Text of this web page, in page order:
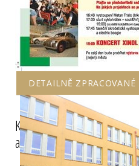
DETAILNĚ ZPRACOVANÉ
Kopřivnice: "Deset let s
aktivnějšímu životnímu